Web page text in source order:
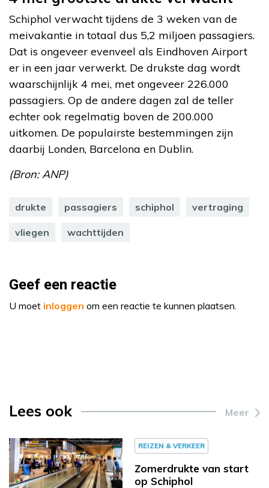
Schiphol verwacht tijdens de 3 weken van de
meivakantie in totaal dus 5,2 miljoen passagiers.
Dat is ongeveer evenveel als Eindhoven Airport
er in een jaar verwerkt. De drukste dag wordt
waarschijnlijk 4 mei, met ongeveer 226.000
passagiers. Op de andere dagen zal de teller
echter ook regelmatig boven de 200.000
uitkomen. De populairste bestemmingen zijn
daarbij Londen, Barcelona en Dublin.
(Bron: ANP)
drukte passagiers schiphol vertraging
vliegen wachttijden
Geef een reactie
U moet inloggen om een reactie te kunnen plaatsen.
Lees ook Meer
REIZEN & VERKEER
Zomerdrukte van start
op Schiphol